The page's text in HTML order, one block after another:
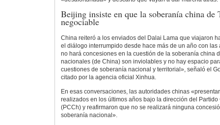
Beijing insiste en que la soberanía china de
negociable
China reiteró a los enviados del Dalai Lama que viajaron
el diálogo interrumpido desde hace más de un año con
no hará concesiones en la cuestión de la soberanía china
nacionales (de China) son inviolables y no hay espacio
cuestiones de soberanía nacional y territorial», señaló el
citado por la agencia oficial Xinhua.
En esas conversaciones, las autoridades chinas
realizados en los últimos años bajo la dirección del
(PCCh) y reafirmaron que no se realizará ninguna
soberanía nacional».